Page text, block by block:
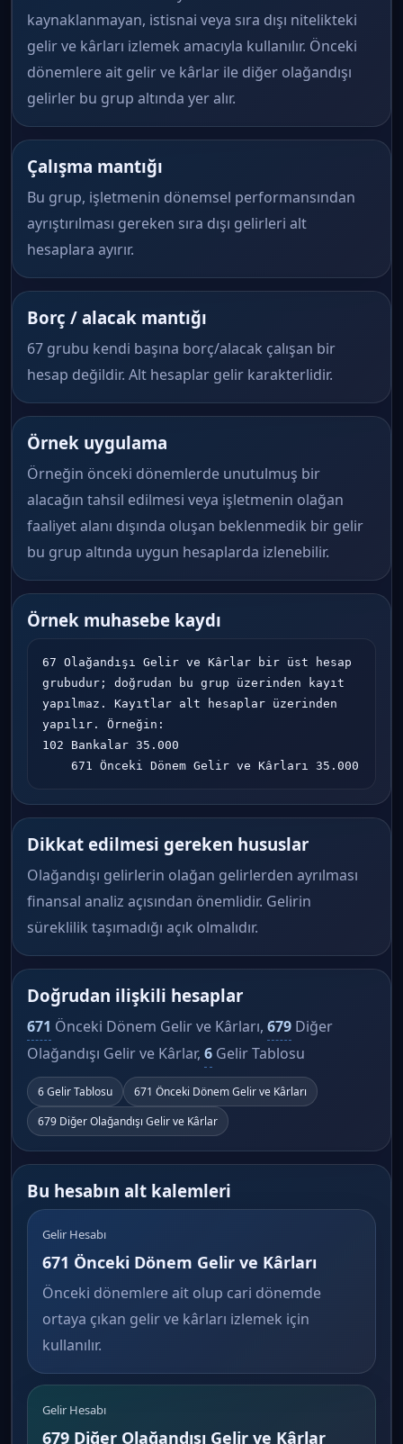
kaynaklanmayan, istisnai veya sıra dışı nitelikteki
gelir ve kârları izlemek amacıyla kullanılır. Önceki
dönemlere ait gelir ve kârlar ile diğer olağandışı
gelirler bu grup altında yer alır.
Çalışma mantığı
Bu grup, işletmenin dönemsel performansından
ayrıştırılması gereken sıra dışı gelirleri alt
hesaplara ayırır.
Borç / alacak mantığı
67 grubu kendi başına borç/alacak çalışan bir
hesap değildir. Alt hesaplar gelir karakterlidir.
Örnek uygulama
Örneğin önceki dönemlerde unutulmuş bir
alacağın tahsil edilmesi veya işletmenin olağan
faaliyet alanı dışında oluşan beklenmedik bir gelir
bu grup altında uygun hesaplarda izlenebilir.
Örnek muhasebe kaydı
67 Olağandışı Gelir ve Kârlar bir üst hesap
grubudur; doğrudan bu grup üzerinden kayıt
yapılmaz. Kayıtlar alt hesaplar üzerinden
yapılır. Örneğin:
102 Bankalar 35.000
    671 Önceki Dönem Gelir ve Kârları 35.000
Dikkat edilmesi gereken hususlar
Olağandışı gelirlerin olağan gelirlerden ayrılması
finansal analiz açısından önemlidir. Gelirin
süreklilik taşımadığı açık olmalıdır.
Doğrudan ilişkili hesaplar
671 Önceki Dönem Gelir ve Kârları, 679 Diğer
Olağandışı Gelir ve Kârlar, 6 Gelir Tablosu
6 Gelir Tablosu
671 Önceki Dönem Gelir ve Kârları
679 Diğer Olağandışı Gelir ve Kârlar
Bu hesabın alt kalemleri
Gelir Hesabı
671 Önceki Dönem Gelir ve Kârları
Önceki dönemlere ait olup cari dönemde
ortaya çıkan gelir ve kârları izlemek için
kullanılır.
Gelir Hesabı
679 Diğer Olağandışı Gelir ve Kârlar